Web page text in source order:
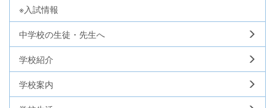
※入試情報
中学校の生徒・先生へ
学校紹介
学校案内